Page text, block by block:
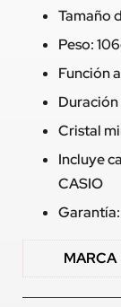
Tamaño
Peso:
Función
Duración
Cristal
Incluye
CASIO
Garantía:
MARCA